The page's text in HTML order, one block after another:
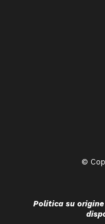
©
Politica su